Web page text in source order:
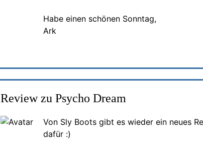
Habe einen schönen Sonntag,
Ark
Review zu Psycho Dream
Von Sly Boots gibt es wieder ein neues
dafür :)